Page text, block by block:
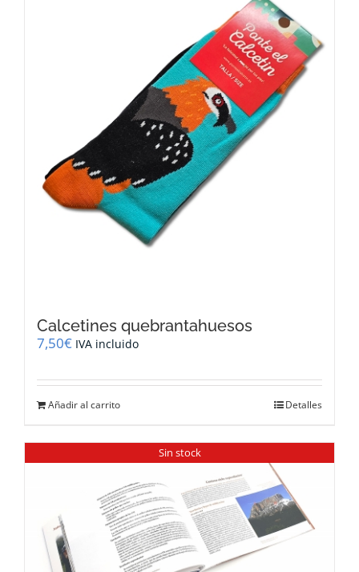
Calcetines quebrantahuesos
7,50€ IVA incluido
Añadir al carrito Detalles
Sin stock